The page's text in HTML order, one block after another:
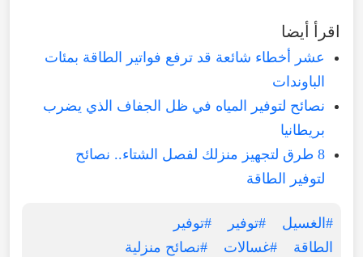
اقرأ أيضا
عشر أخطاء شائعة قد ترفع فواتير الطاقة بمئات
الباوندات
نصائح لتوفير المياه في ظل الجفاف الذي يضرب
بريطانيا
8 طرق لتجهيز منزلك لفصل الشتاء.. نصائح
لتوفير الطاقة
#الغسيل #توفير
#توفير
الطاقة
#غسالات #نصائح منزلية